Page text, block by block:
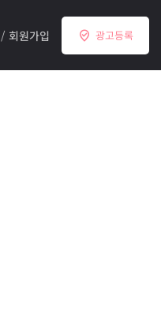
/ 회원가입 광고등록